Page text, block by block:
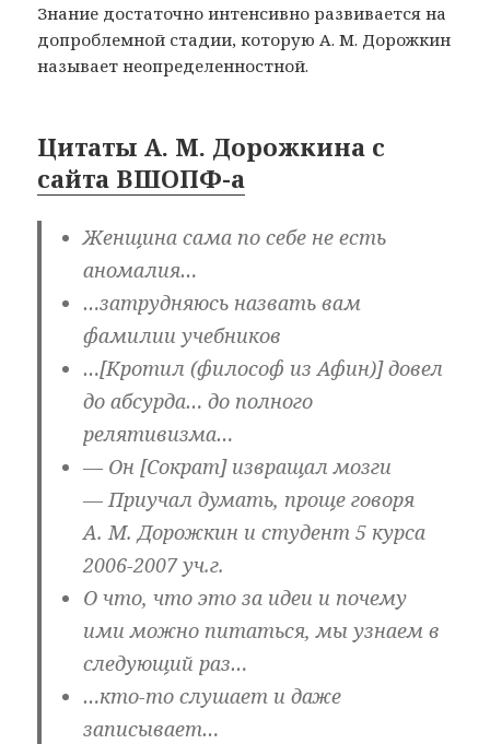
Знание достаточно интенсивно развивается на
допроблемной стадии, которую А. М. Дорожкин
называет неопределенностной.
Цитаты А. М. Дорожкина с
сайта ВШОПФ-а
Женщина сама по себе не есть
аномалия…
…затрудняюсь назвать вам
фамилии учебников
…[Кротил (философ из Афин)] довел
до абсурда… до полного
релятивизма…
— Он [Сократ] извращал мозги
— Приучал думать, проще говоря
А. М. Дорожкин и студент 5 курса
2006-2007 уч.г.
О что, что это за идеи и почему
ими можно питаться, мы узнаем в
следующий раз…
…кто-то слушает и даже
записывает…